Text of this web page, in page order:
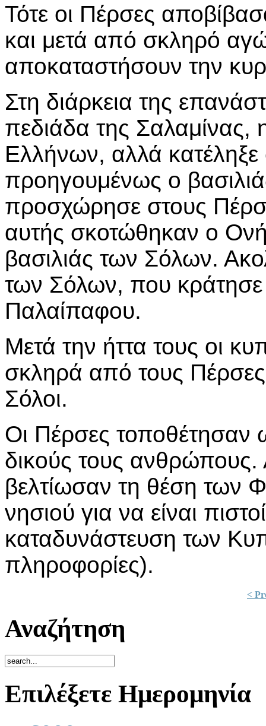
Τότε οι Πέρσες
και μετά από σκληρό
αποκαταστήσουν την
Στη διάρκεια της
πεδιάδα της Σαλαμίνας,
Ελλήνων, αλλά
προηγουμένως ο
προσχώρησε στους
αυτής σκοτώθηκαν ο
βασιλιάς των Σόλων.
των Σόλων, που κράτησε
Παλαίπαφου.
Μετά την ήττα τους οι
σκληρά από τους Πέρσες
Σόλοι.
Οι Πέρσες τοποθέτησαν
δικούς τους
βελτίωσαν τη θέση των
νησιού για να είναι
καταδυνάστευση των
πληροφορίες).
<
Αναζήτηση
Επιλέξετε Ημερομηνία